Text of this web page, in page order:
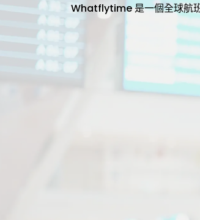
Whatflytime 是一個全球航